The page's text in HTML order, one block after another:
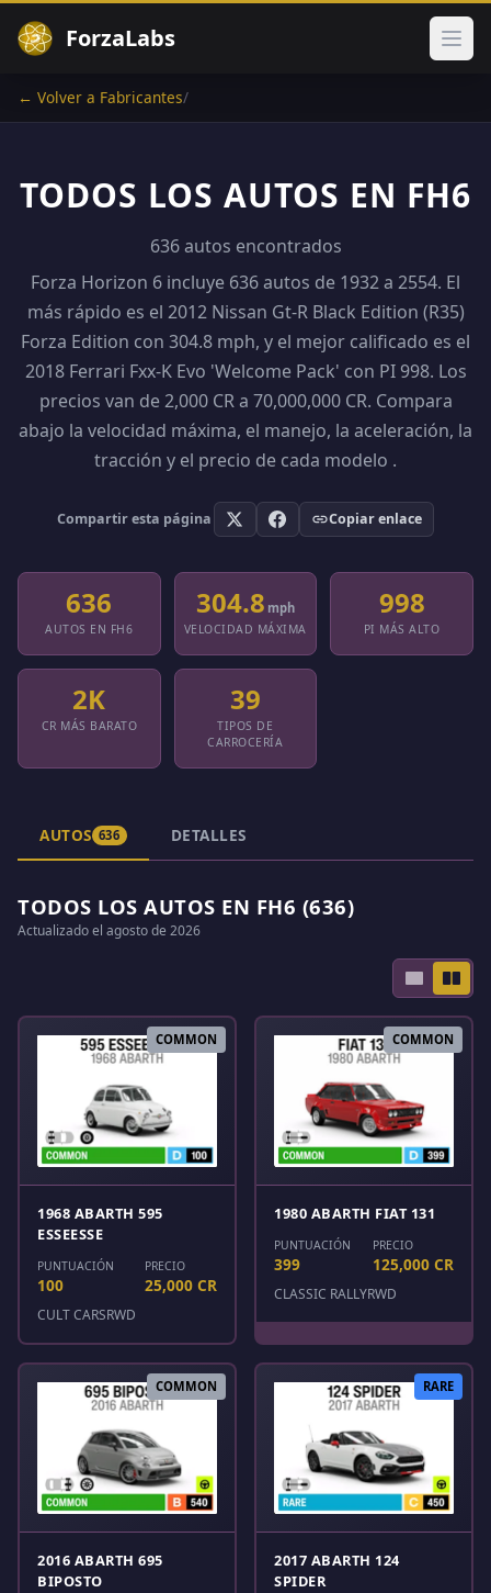
ForzaLabs
← Volver a Fabricantes/
TODOS LOS AUTOS EN FH6
636 autos encontrados
Forza Horizon 6 incluye 636 autos de 1932 a 2554. El
más rápido es el 2012 Nissan Gt-R Black Edition (R35)
Forza Edition con 304.8 mph, y el mejor calificado es el
2018 Ferrari Fxx-K Evo 'Welcome Pack' con PI 998. Los
precios van de 2,000 CR a 70,000,000 CR. Compara
abajo la velocidad máxima, el manejo, la aceleración, la
tracción y el precio de cada modelo .
Compartir esta página Copiar enlace
636
AUTOS EN FH6
304.8 mph
VELOCIDAD MÁXIMA
998
PI MÁS ALTO
2K
CR MÁS BARATO
39
TIPOS DE
CARROCERÍA
AUTOS 636 DETALLES
TODOS LOS AUTOS EN FH6 (636)
Actualizado el agosto de 2026
COMMON
1968 ABARTH 595
ESSEESSE
PUNTUACIÓN
100
PRECIO
25,000 CR
CULT CARSRWD
COMMON
1980 ABARTH FIAT 131
PUNTUACIÓN
399
PRECIO
125,000 CR
CLASSIC RALLYRWD
COMMON
2016 ABARTH 695
BIPOSTO
RARE
2017 ABARTH 124
SPIDER